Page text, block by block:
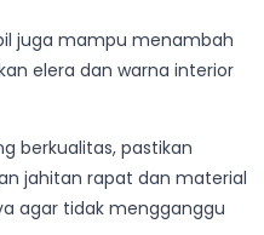
juga mampu menambah
elera dan warna interior
berkualitas, pastikan
jahitan rapat dan material
agar tidak mengganggu